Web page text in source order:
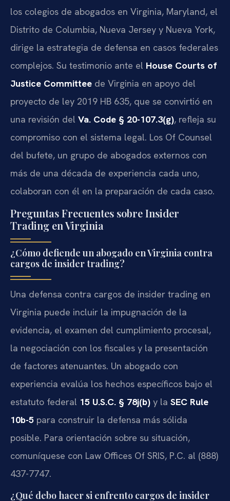
los colegios de abogados en Virginia, Maryland, el
Distrito de Columbia, Nueva Jersey y Nueva York,
dirige la estrategia de defensa en casos federales
complejos. Su testimonio ante el House Courts of
Justice Committee de Virginia en apoyo del
proyecto de ley 2019 HB 635, que se convirtió en
una revisión del Va. Code § 20-107.3(g), refleja su
compromiso con el sistema legal. Los Of Counsel
del bufete, un grupo de abogados externos con
más de una década de experiencia cada uno,
colaboran con él en la preparación de cada caso.
Preguntas Frecuentes sobre Insider
Trading en Virginia
¿Cómo defiende un abogado en Virginia contra
cargos de insider trading?
Una defensa contra cargos de insider trading en
Virginia puede incluir la impugnación de la
evidencia, el examen del cumplimiento procesal,
la negociación con los fiscales y la presentación
de factores atenuantes. Un abogado con
experiencia evalúa los hechos específicos bajo el
estatuto federal 15 U.S.C. § 78j(b) y la SEC Rule
10b-5 para construir la defensa más sólida
posible. Para orientación sobre su situación,
comuníquese con Law Offices Of SRIS, P.C. al (888)
437-7747.
¿Qué debo hacer si enfrento cargos de insider